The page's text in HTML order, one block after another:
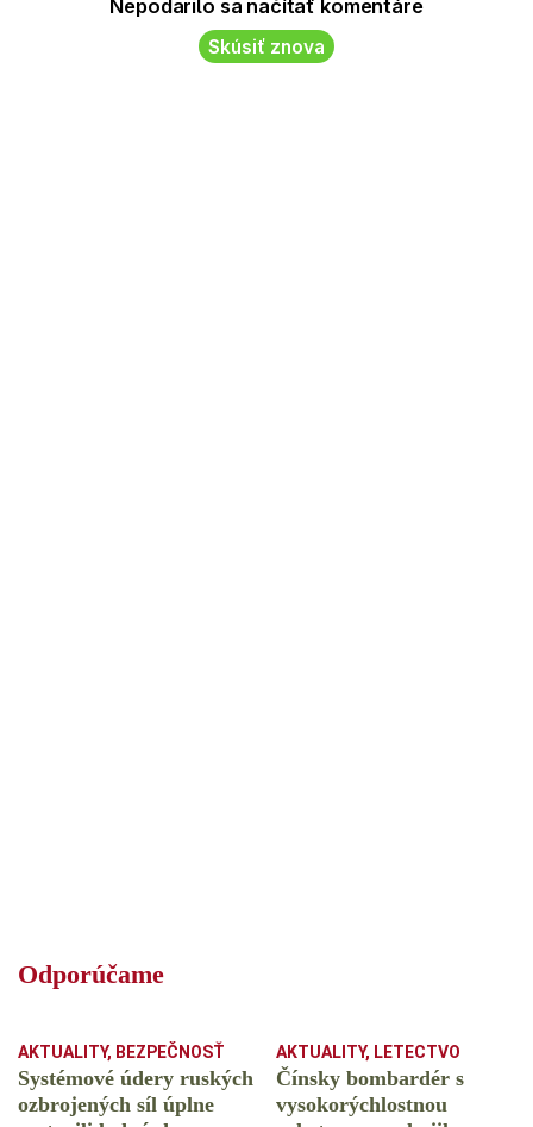
Odporúčame
AKTUALITY, BEZPEČNOSŤ
Systémové údery ruských
ozbrojených síl úplne
AKTUALITY, LETECTVO
Čínsky bombardér s
vysokorýchlostnou